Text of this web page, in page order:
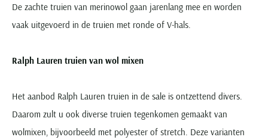
De zachte truien van merinowol gaan jarenlang mee en worden
vaak uitgevoerd in de truien met ronde of V-hals.
Ralph Lauren truien van wol mixen
Het aanbod Ralph Lauren truien in de sale is ontzettend divers.
Daarom zult u ook diverse truien tegenkomen gemaakt van
wolmixen, bijvoorbeeld met polyester of stretch. Deze varianten